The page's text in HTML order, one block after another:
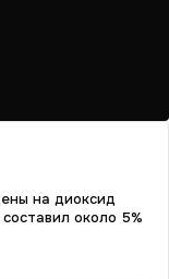
на диоксид
около 5%